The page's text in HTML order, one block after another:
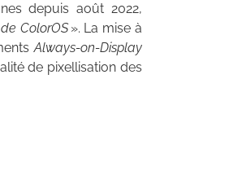
depuis août 2022,
ColorOS». La mise à
Always-on-Display
de pixellisation des